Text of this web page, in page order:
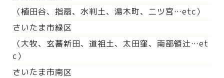
（植田谷、指扇、水判土、湯木町、二ツ宮…etc）
さいたま市緑区
（大牧、玄蕃新田、道祖土、太田窪、南部領辻…et
c）
さいたま市南区